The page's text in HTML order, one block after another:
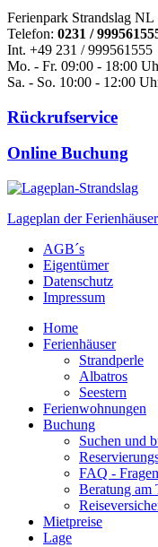
Ferienpark Strandslag NL
Telefon: 0231 /
Int. +49 231 / 999561555
Mo. - Fr. 09:00 - 18:00
Sa. - So. 10:00 - 12:00
Rückrufservice
Online Buchung
Lageplan der
AGB´s
Eigentümer
Datenschutz
Impressum
Home
Ferienhäuser
Strandperle
Albatros
Seestern
Ferienwohnungen
Buchung
Suchen und
FAQ -
Beratung am
Mietpreise
Lage